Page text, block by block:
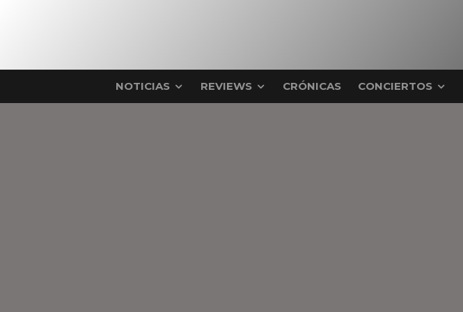
NOTICIAS REVIEWS CRÓNICAS CONCIERTOS